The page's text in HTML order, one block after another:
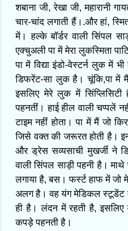
शबाना जी, रेखा जी, महारानी
चार-चांद लगाती हैं।.और हां,
में। हल्के बॉर्डर वाली सिंपल
एक्चुअली पा में मेरा लुकस्मिता
पा में विद्या इंडो-वेस्टर्न लुक में
डिफरेंट-सा लुक है। चूंकि,पा में मैं
इसलिए मेरे लुक में
पहनतीं। हाई हील वाली चप्पलें
टाइम नहीं होता। पा में मैं जो
जिसे वक्त की जरूरत होती है।
और ड्रेस सव्यसाची मुखर्जी ने
वाली सिंपल साड़ी पहनी है।
लगाया है, बस। फ‌र्स्ट हाफ में जो
अलग है। वह यंग मेडिकल स्टूडेंट
ही है। लंदन में रहती है,
कपड़े पहनती है।